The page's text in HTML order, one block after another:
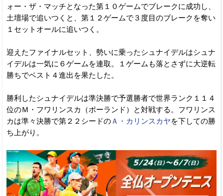
ォー・ザ・マッチとなった第１０ゲームでブレークに成功し、
土壇場で追いつくと、第１２ゲームで３度目のブレークを奪い
１セットオールに追いつく。
迎えたファイナルセット、勢いに乗ったシュナイデルはシュナ
イデルは一気に６ゲームを連取。１ゲームも落とさずに大逆転
勝ちでベスト４進出を果たした。
勝利したシュナイデルは準決勝で予選勝者で世界ランク１１４
位のＭ・フワリンスカ（ポーランド）と対戦する。フワリンス
カは準々決勝で第２２シードのＡ・カリンスカヤを下しての勝
ち上がり。